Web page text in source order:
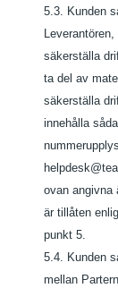
5.3. Kunden
säkerställa
ta del av
säkerställa
innehålla
ovan angivna
är tillåten
punkt 5.
5.4. Kunden
mellan